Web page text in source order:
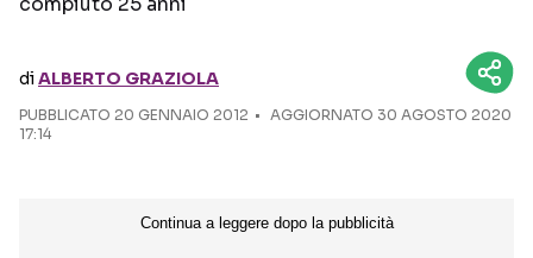
diALBERTO GRAZIOLA
PUBBLICATO 20 GENNAIO 2012
AGGIORNATO 30 AGOSTO 2020
17:14